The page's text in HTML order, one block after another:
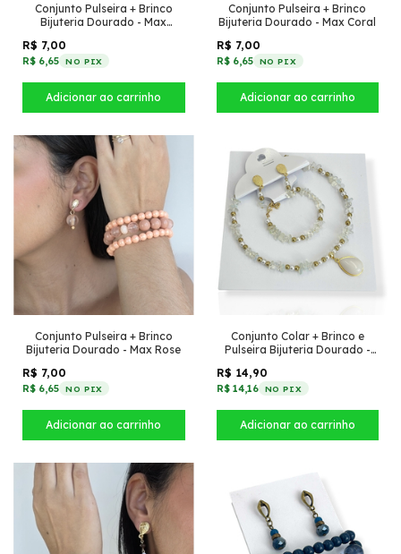
Conjunto Pulseira + Brinco
Bijuteria Dourado - Max
R$ 7,00
R$ 6,65 NO PIX
Conjunto Pulseira + Brinco
Bijuteria Dourado - Max Coral
R$ 7,00
R$ 6,65 NO PIX
Conjunto Pulseira + Brinco
Bijuteria Dourado - Max Rose
R$ 7,00
R$ 6,65 NO PIX
Conjunto Colar + Brinco e
Pulseira Bijuteria Dourado -
R$ 14,90
R$ 14,16 NO PIX